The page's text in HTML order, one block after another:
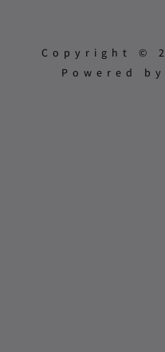
Copyright ©
Powered